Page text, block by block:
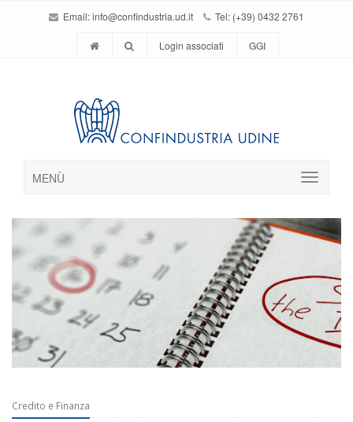
Email:info@confindustria.ud.it Tel: (+39) 0432 2761
Login associati GGI
MENÙ
Credito e Finanza